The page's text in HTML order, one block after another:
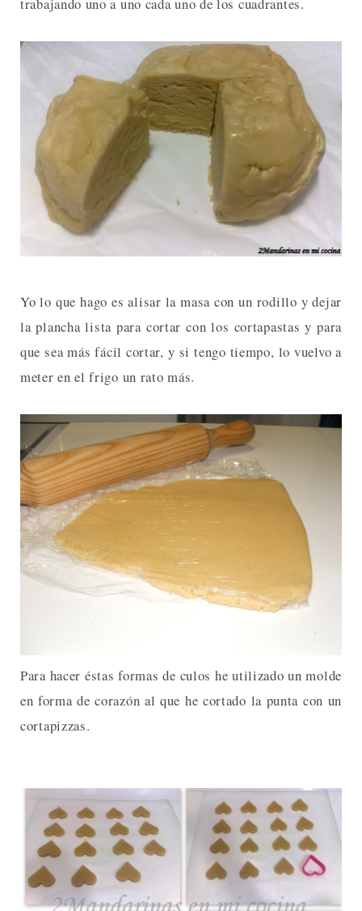
Yo lo que hago es alisar la masa con un rodillo y dejar
la plancha lista para cortar con los cortapastas y para
que sea más fácil cortar, y si tengo tiempo, lo vuelvo a
meter en el frigo un rato más.
Para hacer éstas formas de culos he utilizado un molde
en forma de corazón al que he cortado la punta con un
cortapizzas.